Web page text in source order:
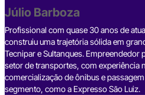
o
k
Júlio Barboza
Profissional com quase 30 anos de
construiu uma trajetória sólida em
Tecnipar e Sultanques. Empreendedor
setor de transportes, com experiência
comercialização de ônibus e
segmento, como a Expresso São Luiz.